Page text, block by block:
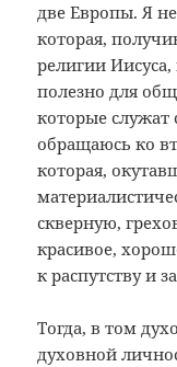
две Европы. Я
которая,
религии
полезно для
которые служат
обращаюсь ко
которая,
скверную,
красивое,
к распутству и
Тогда, в том
духовной